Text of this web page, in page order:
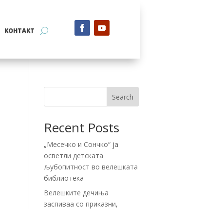
КОНТАКТ
Search
Recent Posts
„Месечко и Сончко“ ја
осветли детската
љубопитност во велешката
библиотека
Велешките дечиња
заспиваа со приказни,